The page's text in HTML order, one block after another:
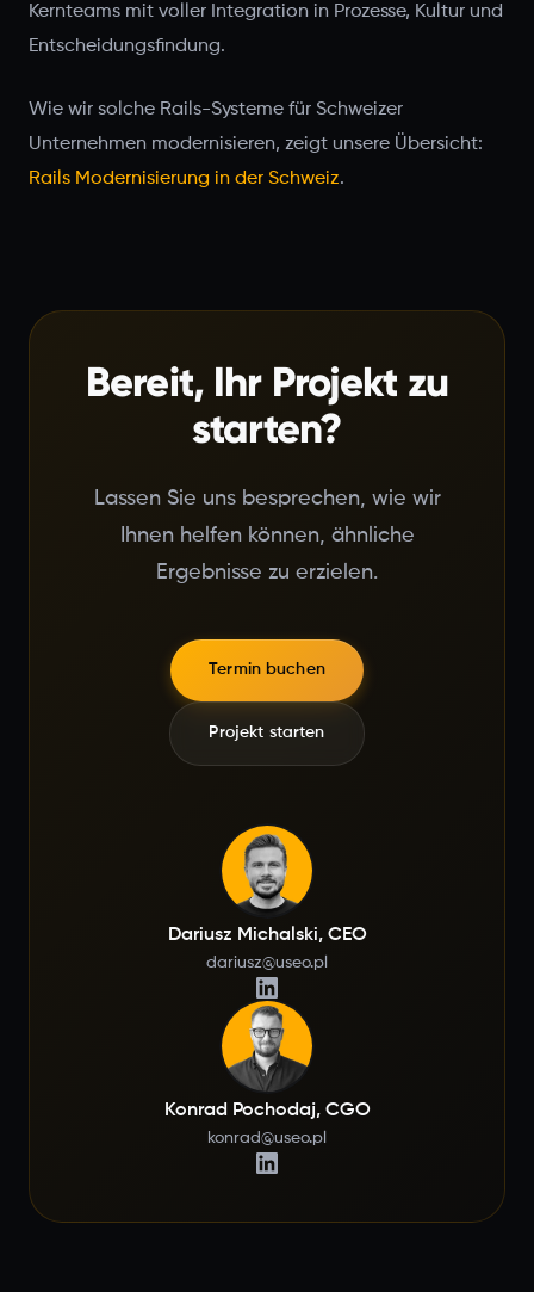
Kernteams mit voller Integration in Prozesse, Kultur und
Entscheidungsfindung.
Wie wir solche Rails-Systeme für Schweizer
Unternehmen modernisieren, zeigt unsere Übersicht:
Rails Modernisierung in der Schweiz.
Bereit, Ihr Projekt zu
starten?
Lassen Sie uns besprechen, wie wir
Ihnen helfen können, ähnliche
Ergebnisse zu erzielen.
Termin buchen
Projekt starten
Dariusz Michalski, CEO
dariusz@useo.pl
Konrad Pochodaj, CGO
konrad@useo.pl